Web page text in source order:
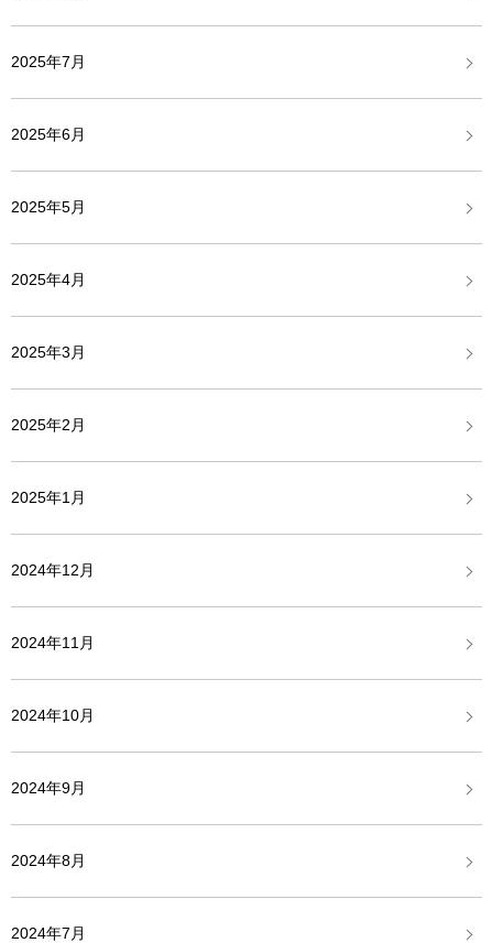
2025年7月
2025年6月
2025年5月
2025年4月
2025年3月
2025年2月
2025年1月
2024年12月
2024年11月
2024年10月
2024年9月
2024年8月
2024年7月